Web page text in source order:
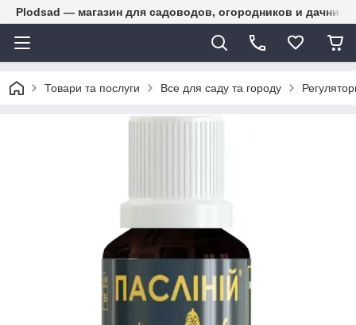
Plodsad — магазин для садоводов, огородников и
Товари та послуги Все для саду та городу